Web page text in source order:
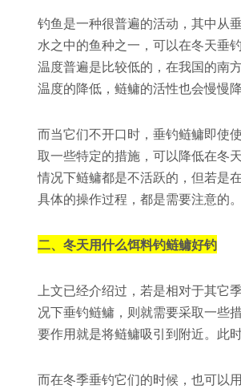
钓鱼是一种很普遍的活动，其中从
水之中的鱼种之一，可以在冬天垂
温度普遍是比较低的，在我国的南
温度的降低，鲢鳙的活性也会慢慢
而当它们不开口时，垂钓鲢鳙即使
取一些特定的措施，可以降低在冬
情况下鲢鳙都是不活跃的，但若是
具体的操作过程，都是需要注意的。
二、冬天用什么饵料钓鲢鳙好钓
上文已经介绍过，若是相对于其
况下垂钓鲢鳙，则就需要采取一些
要作用就是将鲢鳙吸引到附近。此
而在冬季垂钓它们的时候，也可以